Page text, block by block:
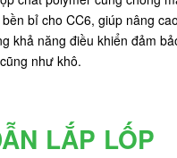
bỉ cho CC6, giúp nâng
khả năng điều khiển đảm
như khô.
LẮP LỐP